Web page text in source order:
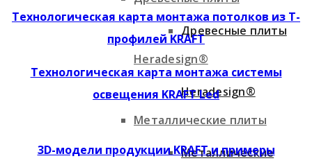
Heradesign®
Металлические плиты
Древесные плиты
Heradesign®
Металлические
Технологическая карта монтажа потолков из Т-
профилей KRAFT
Технологическая карта монтажа системы
освещения KRAFT Led
3D-модели продукции KRAFT и примеры